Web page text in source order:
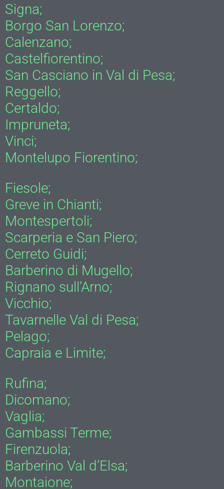
Signa;
Borgo San Lorenzo;
Calenzano;
Castelfiorentino;
San Casciano in Val di Pesa;
Reggello;
Certaldo;
Impruneta;
Vinci;
Montelupo Fiorentino;
Fiesole;
Greve in Chianti;
Montespertoli;
Scarperia e San Piero;
Cerreto Guidi;
Barberino di Mugello;
Rignano sull’Arno;
Vicchio;
Tavarnelle Val di Pesa;
Pelago;
Capraia e Limite;
Rufina;
Dicomano;
Vaglia;
Gambassi Terme;
Firenzuola;
Barberino Val d’Elsa;
Montaione;